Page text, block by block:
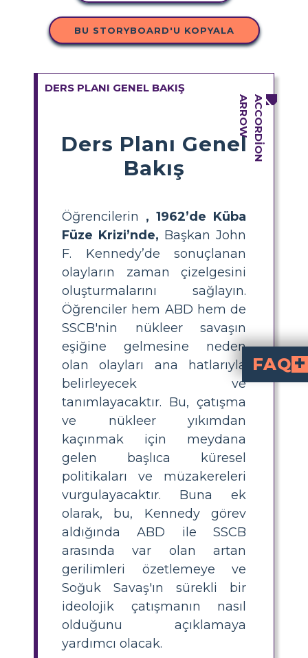
BU STORYBOARD'U KOPYALA
DERS PLANI GENEL BAKIŞ
Ders Planı Genel
Bakış
Öğrencilerin , 1962’de Küba
Füze Krizi’nde, Başkan John
F. Kennedy’de sonuçlanan
olayların zaman çizelgesini
oluşturmalarını sağlayın.
Öğrenciler hem ABD hem de
SSCB'nin nükleer savaşın
eşiğine gelmesine neden
olan olayları ana hatlarıyla
belirleyecek ve
tanımlayacaktır. Bu, çatışma
ve nükleer yıkımdan
kaçınmak için meydana
gelen başlıca küresel
politikaları ve müzakereleri
vurgulayacaktır. Buna ek
olarak, bu, Kennedy görev
aldığında ABD ile SSCB
arasında var olan artan
gerilimleri özetlemeye ve
Soğuk Savaş'ın sürekli bir
ideolojik çatışmanın nasıl
olduğunu açıklamaya
yardımcı olacak.
FAQ